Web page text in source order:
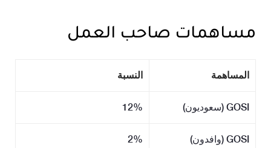
مساهمات صاحب العمل
المساهمة النسبة
GOSI (سعوديون) 12%
GOSI (وافدون) 2%